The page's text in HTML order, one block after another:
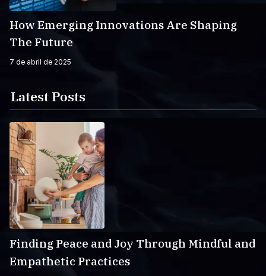
How Emerging Innovations Are Shaping
The Future
7 de abril de 2025
Latest Posts
Finding Peace and Joy Through Mindful and
Empathetic Practices